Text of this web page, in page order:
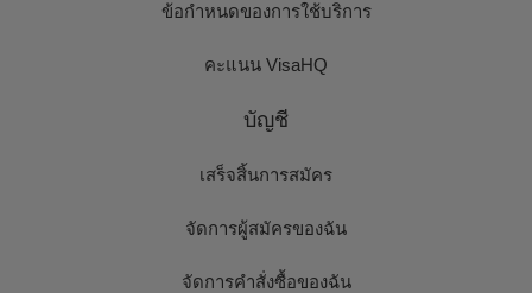
ข้อกำหนดของการใช้บริการ
คะแนน VisaHQ
บัญชี
เสร็จสิ้นการสมัคร
จัดการผู้สมัครของฉัน
จัดการคำสั่งซื้อของฉัน